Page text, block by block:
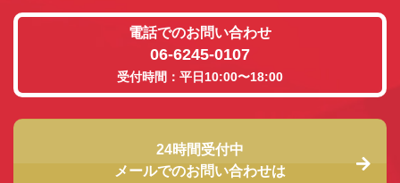
電話でのお問い合わせ
06-6245-0107
受付時間：平日10:00〜18:00
24時間受付中
メールでのお問い合わせは